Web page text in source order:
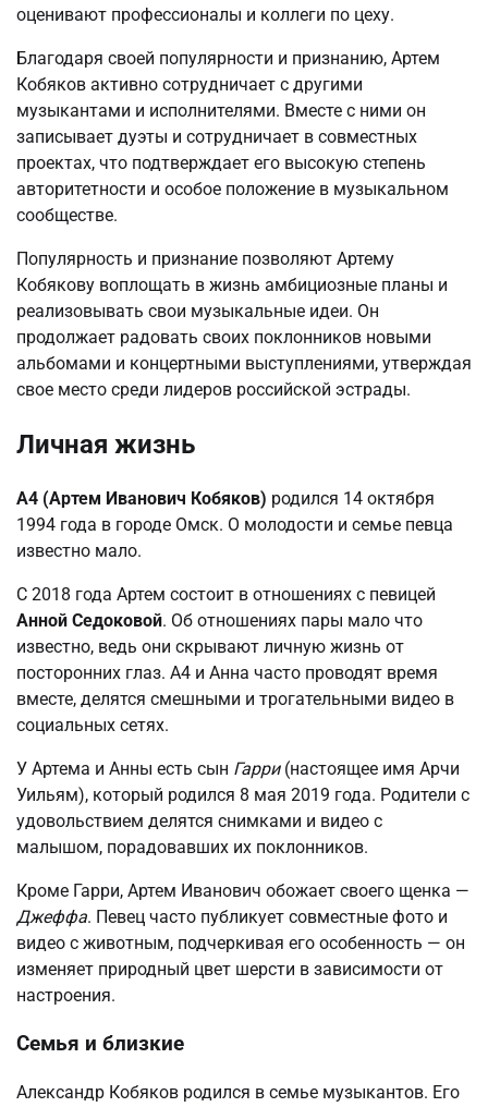
оценивают профессионалы и коллеги по цеху.
Благодаря своей популярности и признанию, Артем
Кобяков активно сотрудничает с другими
музыкантами и исполнителями. Вместе с ними он
записывает дуэты и сотрудничает в совместных
проектах, что подтверждает его высокую степень
авторитетности и особое положение в музыкальном
сообществе.
Популярность и признание позволяют Артему
Кобякову воплощать в жизнь амбициозные планы и
реализовывать свои музыкальные идеи. Он
продолжает радовать своих поклонников новыми
альбомами и концертными выступлениями, утверждая
свое место среди лидеров российской эстрады.
Личная жизнь
А4 (Артем Иванович Кобяков) родился 14 октября
1994 года в городе Омск. О молодости и семье певца
известно мало.
С 2018 года Артем состоит в отношениях с певицей
Анной Седоковой. Об отношениях пары мало что
известно, ведь они скрывают личную жизнь от
посторонних глаз. А4 и Анна часто проводят время
вместе, делятся смешными и трогательными видео в
социальных сетях.
У Артема и Анны есть сын Гарри(настоящее имя Арчи
Уильям), который родился 8 мая 2019 года. Родители с
удовольствием делятся снимками и видео с
малышом, порадовавших их поклонников.
Кроме Гарри, Артем Иванович обожает своего щенка —
Джеффа. Певец часто публикует совместные фото и
видео с животным, подчеркивая его особенность — он
изменяет природный цвет шерсти в зависимости от
настроения.
Семья и близкие
Александр Кобяков родился в семье музыкантов. Его